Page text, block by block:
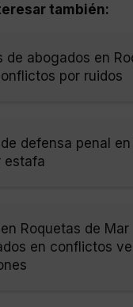
también:
de abogados en
por ruidos
defensa penal
estafa
Roquetas de Mar
en conflictos